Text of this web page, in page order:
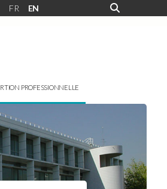
FR EN
PROFESSIONNELLE